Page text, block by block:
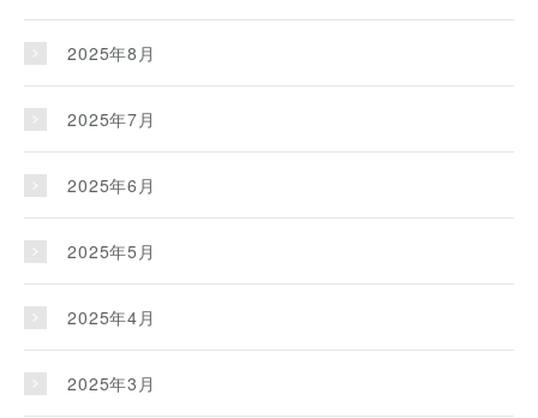
2025年8月
2025年7月
2025年6月
2025年5月
2025年4月
2025年3月